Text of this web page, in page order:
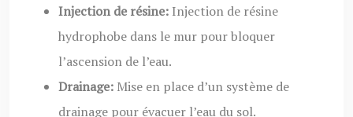
Injection de résine: Injection de résine
hydrophobe dans le mur pour bloquer
l’ascension de l’eau.
Drainage: Mise en place d’un système de
drainage pour évacuer l’eau du sol.